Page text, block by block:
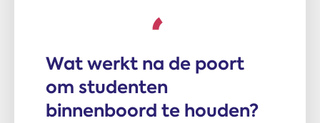
Wat werkt na de poort
om studenten
binnenboord te houden?